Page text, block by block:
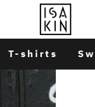
T-shirts